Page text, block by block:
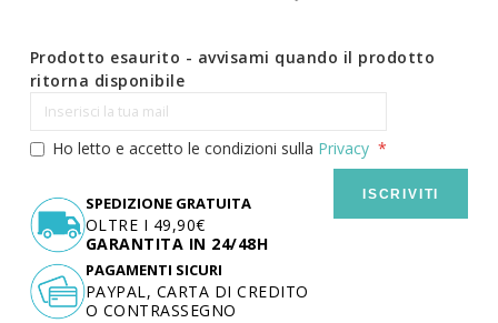
Prodotto esaurito - avvisami quando il prodotto
ritorna disponibile
Ho letto e accetto le condizioni sulla Privacy
ISCRIVITI
SPEDIZIONE GRATUITA
OLTRE I 49,90€
GARANTITA IN 24/48H
PAGAMENTI SICURI
PAYPAL, CARTA DI CREDITO
O CONTRASSEGNO